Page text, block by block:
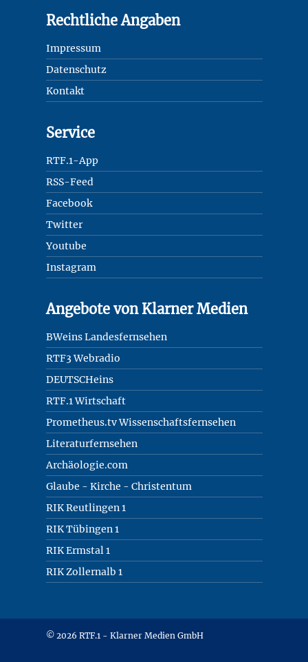
© 2026 RTF.1 - Klarner Medien GmbH
Rechtliche Angaben
Impressum
Datenschutz
Kontakt
Service
RTF.1-App
RSS-Feed
Facebook
Twitter
Youtube
Instagram
Angebote von Klarner Medien
BWeins Landesfernsehen
RTF3 Webradio
DEUTSCHeins
RTF.1 Wirtschaft
Prometheus.tv Wissenschaftsfernsehen
Literaturfernsehen
Archäologie.com
Glaube - Kirche - Christentum
RIK Reutlingen 1
RIK Tübingen 1
RIK Ermstal 1
RIK Zollernalb 1